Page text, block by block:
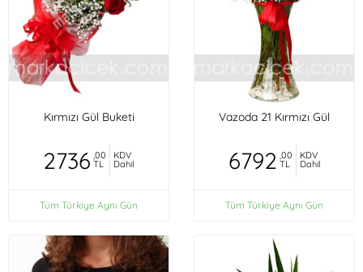
Kırmızı Gül Buketi
2736 ,00
TL
KDV
Dahil
Tüm Türkiye Aynı Gün
Vazoda 21 Kırmızı Gül
6792 ,00
TL
KDV
Dahil
Tüm Türkiye Aynı Gün